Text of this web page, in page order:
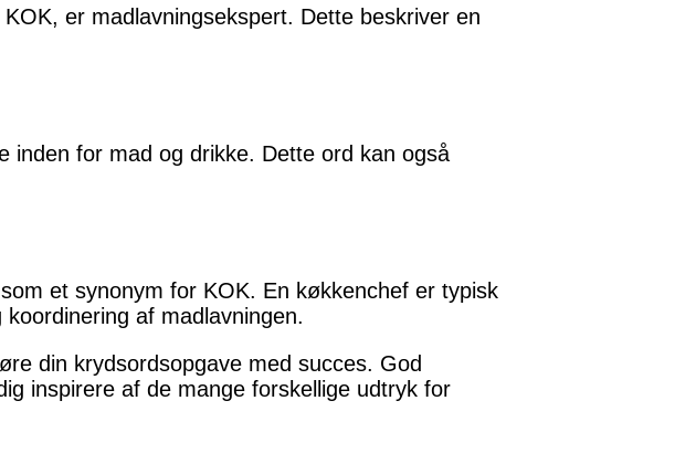
er madlavningsekspert. Dette beskriver en
inden for mad og drikke. Dette ord kan også
et synonym for KOK. En køkkenchef er typisk
af madlavningen.
din krydsordsopgave med succes. God
inspirere af de mange forskellige udtryk for